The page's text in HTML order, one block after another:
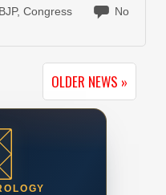
BJP, Congress
No
OLDER NEWS »